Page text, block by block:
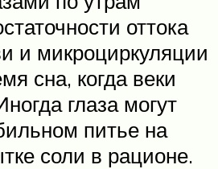
оттока
и микроциркуляции
сна, когда веки
глаза могут
питье на
соли в рационе.